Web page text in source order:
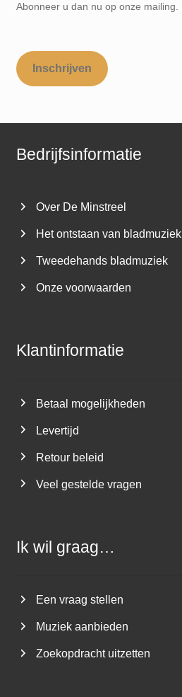
Abonneer u dan nu op onze mailing.
Inschrijven
Bedrijfsinformatie
Over De Minstreel
Het ontstaan van bladmuziek
Tweedehands bladmuziek
Onze voorwaarden
Klantinformatie
Betaal mogelijkheden
Levertijd
Retour beleid
Veel gestelde vragen
Ik wil graag…
Een vraag stellen
Muziek aanbieden
Zoekopdracht uitzetten